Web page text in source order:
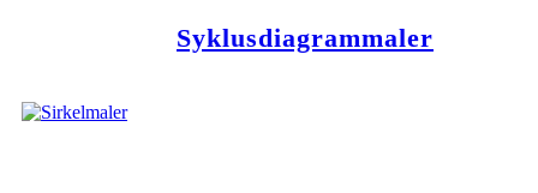
Syklusdiagrammaler